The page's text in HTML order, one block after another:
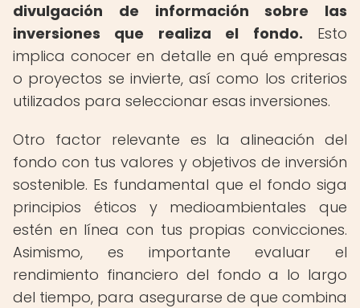
divulgación de información sobre las
inversiones que realiza el fondo. Esto
implica conocer en detalle en qué empresas
o proyectos se invierte, así como los criterios
utilizados para seleccionar esas inversiones.
Otro factor relevante es la alineación del
fondo con tus valores y objetivos de inversión
sostenible. Es fundamental que el fondo siga
principios éticos y medioambientales que
estén en línea con tus propias convicciones.
Asimismo, es importante evaluar el
rendimiento financiero del fondo a lo largo
del tiempo, para asegurarse de que combina